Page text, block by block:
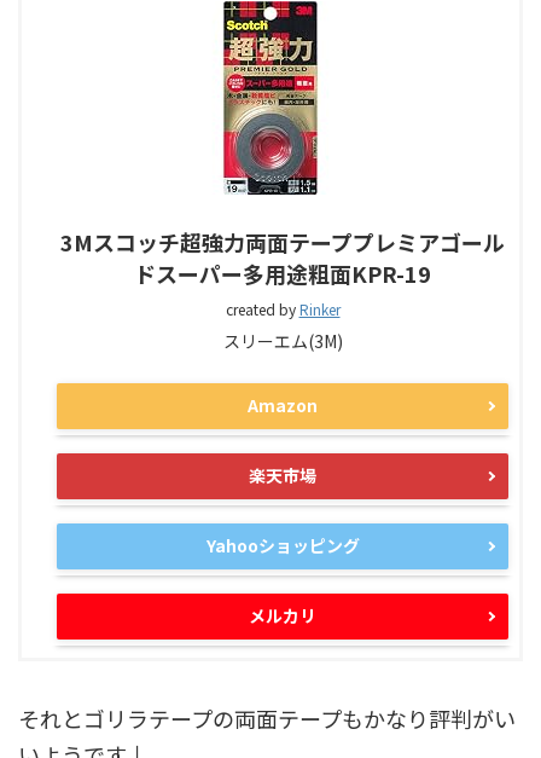
3Mスコッチ超強力両面テーププレミアゴール
ドスーパー多用途粗面KPR-19
created byRinker
スリーエム(3M)
Amazon
楽天市場
Yahooショッピング
メルカリ
それとゴリラテープの両面テープもかなり評判がい